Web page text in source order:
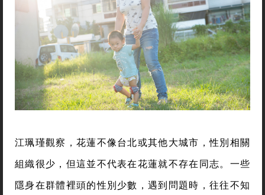
江珮瑾觀察，花蓮不像台北或其他大城市，性別相關
組織很少，但這並不代表在花蓮就不存在同志。一些
隱身在群體裡頭的性別少數，遇到問題時，往往不知